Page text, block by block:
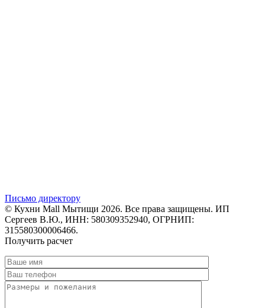
Письмо директору
© Кухни Mall Мытищи 2026. Все права защищены. ИП
Сергеев В.Ю., ИНН: 580309352940, ОГРНИП:
315580300006466.
Получить расчет